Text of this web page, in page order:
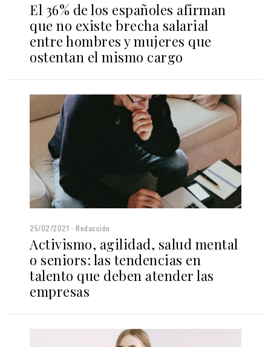
El 36% de los españoles afirman
que no existe brecha salarial
entre hombres y mujeres que
ostentan el mismo cargo
25/02/2021 Redacción
Activismo, agilidad, salud mental
o seniors: las tendencias en
talento que deben atender las
empresas